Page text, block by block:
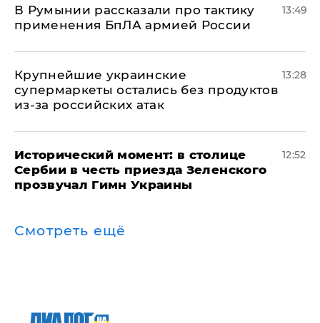
В Румынии рассказали про тактику
применения БпЛА армией России
13:49
Крупнейшие украинские
супермаркеты остались без продуктов
из-за российских атак
13:28
Исторический момент: в столице
Сербии в честь приезда Зеленского
прозвучал Гимн Украины
12:52
Смотреть ещё